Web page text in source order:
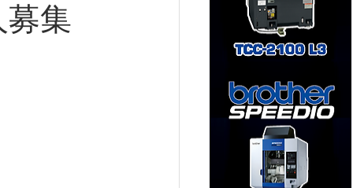
集